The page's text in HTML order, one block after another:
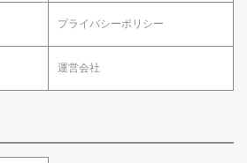
プライバシーポリシー
運営会社